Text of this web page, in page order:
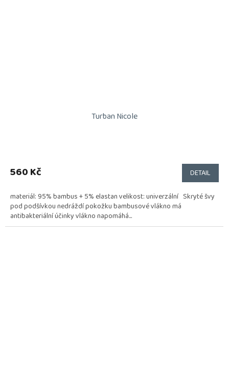
Turban Nicole
560 Kč DETAIL
materiál: 95% bambus + 5% elastan velikost: univerzální Skryté švy
pod podšívkou nedráždí pokožku bambusové vlákno má
antibakteriální účinky vlákno napomáhá...